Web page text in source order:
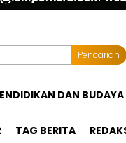
Pencarian
DAN BUDAYA
TAG BERITA